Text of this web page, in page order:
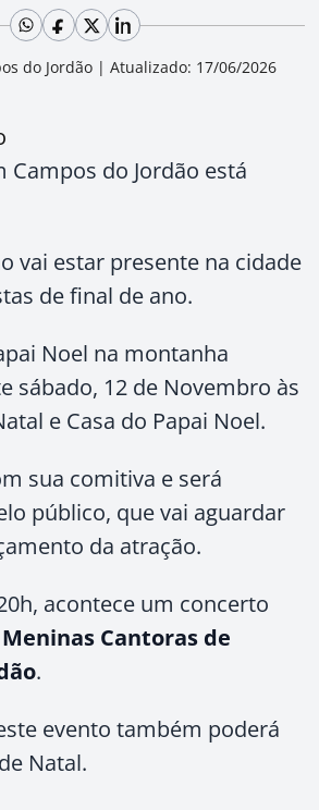
do Jordão | Atualizado: 17/06/2026
Campos do Jordão está
vai estar presente na cidade
de final de ano.
Noel na montanha
sábado, 12 de Novembro às
e Casa do Papai Noel.
sua comitiva e será
público, que vai aguardar
da atração.
acontece um concerto
Meninas Cantoras de
.
evento também poderá
Natal.